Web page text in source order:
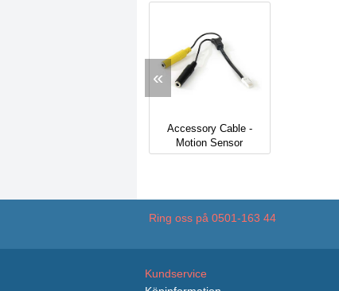
«
Accessory Cable -
Motion Sensor
Ring oss på 0501-163 44
Kundservice